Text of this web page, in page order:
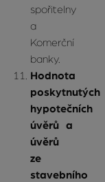
spořitelny
a
Komerční
banky.
Hodnota
poskytnutých
hypotečních
úvěrů a
úvěrů
ze
stavebního